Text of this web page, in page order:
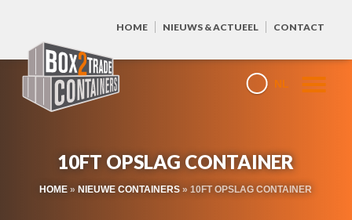
HOME NIEUWS & ACTUEEL CONTACT
NL
10FT OPSLAG CONTAINER
HOME » NIEUWE CONTAINERS »10FT OPSLAG CONTAINER